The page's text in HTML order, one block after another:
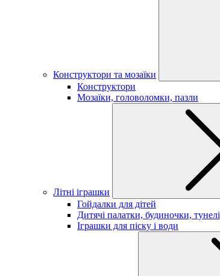
Конструктори та мозаїки
Конструктори
Мозаїки, головоломки, пазли
Літні іграшки
Гойдалки для дітей
Дитячі палатки, будиночки, тунелі
Іграшки для піску і води